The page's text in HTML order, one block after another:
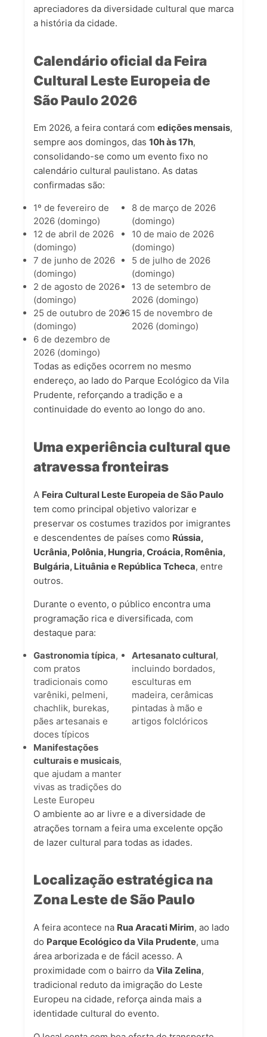
apreciadores da diversidade cultural que marca
a história da cidade.
Calendário oficial da Feira
Cultural Leste Europeia de
São Paulo 2026
Em 2026, a feira contará com edições mensais,
sempre aos domingos, das 10h às 17h,
consolidando-se como um evento fixo no
calendário cultural paulistano. As datas
confirmadas são:
1º de fevereiro de
2026 (domingo)
8 de março de 2026
(domingo)
12 de abril de 2026
(domingo)
10 de maio de 2026
(domingo)
7 de junho de 2026
(domingo)
5 de julho de 2026
(domingo)
2 de agosto de 2026
(domingo)
13 de setembro de
2026 (domingo)
25 de outubro de 2026
(domingo)
15 de novembro de
2026 (domingo)
6 de dezembro de
2026 (domingo)
Todas as edições ocorrem no mesmo
endereço, ao lado do Parque Ecológico da Vila
Prudente, reforçando a tradição e a
continuidade do evento ao longo do ano.
Uma experiência cultural que
atravessa fronteiras
A Feira Cultural Leste Europeia de São Paulo
tem como principal objetivo valorizar e
preservar os costumes trazidos por imigrantes
e descendentes de países como Rússia,
Ucrânia, Polônia, Hungria, Croácia, Romênia,
Bulgária, Lituânia e República Tcheca, entre
outros.
Durante o evento, o público encontra uma
programação rica e diversificada, com
destaque para:
Gastronomia típica,
com pratos
tradicionais como
varêniki, pelmeni,
chachlik, burekas,
pães artesanais e
doces típicos
Artesanato cultural,
incluindo bordados,
esculturas em
madeira, cerâmicas
pintadas à mão e
artigos folclóricos
Manifestações
culturais e musicais,
que ajudam a manter
vivas as tradições do
Leste Europeu
O ambiente ao ar livre e a diversidade de
atrações tornam a feira uma excelente opção
de lazer cultural para todas as idades.
Localização estratégica na
Zona Leste de São Paulo
A feira acontece na Rua Aracati Mirim, ao lado
do Parque Ecológico da Vila Prudente, uma
área arborizada e de fácil acesso. A
proximidade com o bairro da Vila Zelina,
tradicional reduto da imigração do Leste
Europeu na cidade, reforça ainda mais a
identidade cultural do evento.